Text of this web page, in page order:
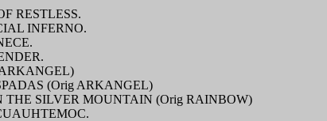
RESTLESS.
INFERNO.
(Orig ARKANGEL)
SILVER MOUNTAIN (Orig RAINBOW)